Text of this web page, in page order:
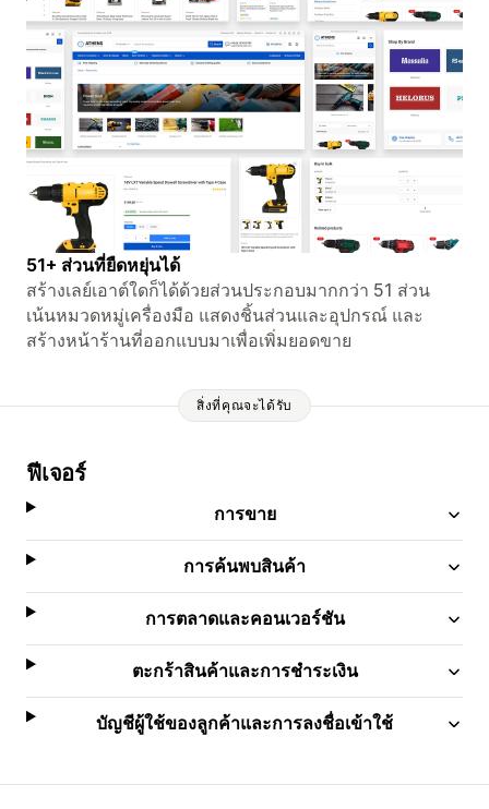
51+ ส่วนที่ยืดหยุ่นได้
สร้างเลย์เอาต์ใดก็ได้ด้วยส่วนประกอบมากกว่า 51 ส่วน
เน้นหมวดหมู่เครื่องมือ แสดงชิ้นส่วนและอุปกรณ์ และ
สร้างหน้าร้านที่ออกแบบมาเพื่อเพิ่มยอดขาย
สิ่งที่คุณจะได้รับ
ฟีเจอร์
การขาย
การค้นพบสินค้า
การตลาดและคอนเวอร์ชัน
ตะกร้าสินค้าและการชำระเงิน
บัญชีผู้ใช้ของลูกค้าและการลงชื่อเข้าใช้